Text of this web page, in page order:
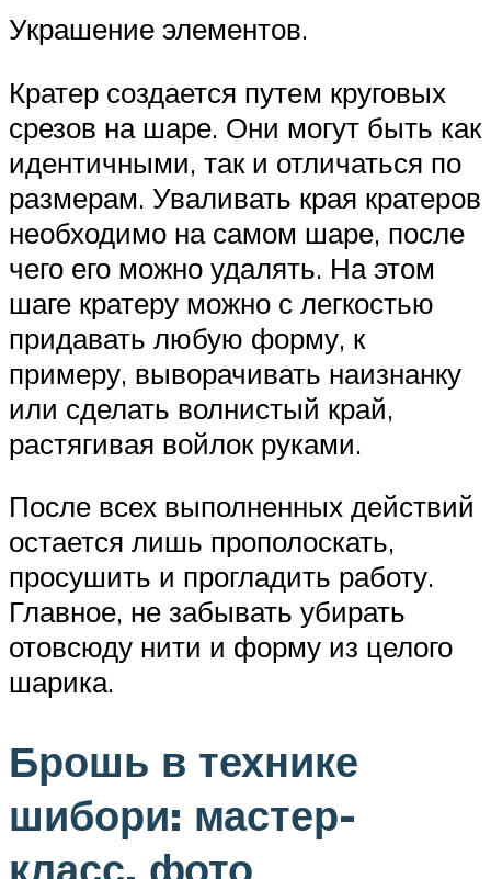
Украшение элементов.
Кратер создается путем круговых
срезов на шаре. Они могут быть как
идентичными, так и отличаться по
размерам. Уваливать края кратеров
необходимо на самом шаре, после
чего его можно удалять. На этом
шаге кратеру можно с легкостью
придавать любую форму, к
примеру, выворачивать наизнанку
или сделать волнистый край,
растягивая войлок руками.
После всех выполненных действий
остается лишь прополоскать,
просушить и прогладить работу.
Главное, не забывать убирать
отовсюду нити и форму из целого
шарика.
Брошь в технике
шибори: мастер-